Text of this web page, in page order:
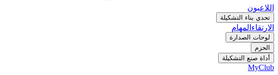
اللاعبون
تحدي بناء التشكيلة
الارتقاء المهام
لوحات الصدارة
الحزم
أداة صنع التشكيلة
MyClub